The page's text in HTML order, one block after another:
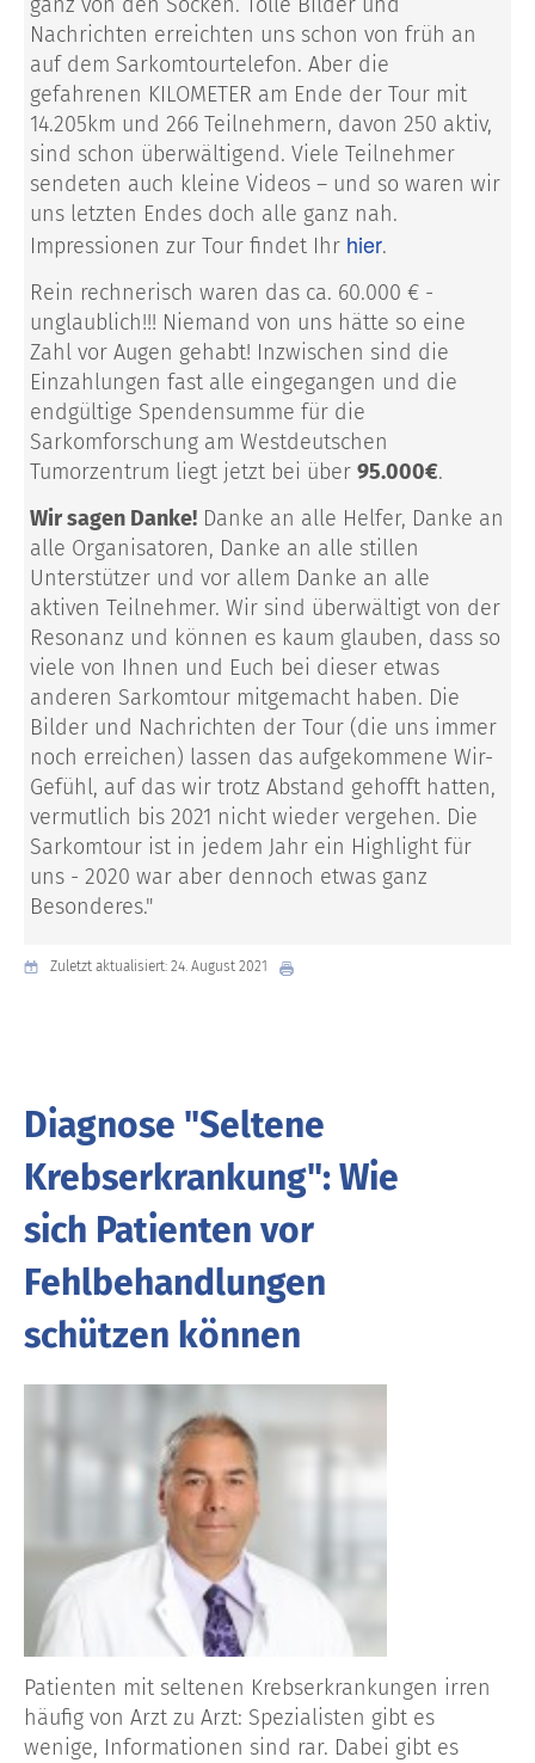
Nachrichten erreichten uns schon von früh an
auf dem Sarkomtourtelefon. Aber die
gefahrenen KILOMETER am Ende der Tour mit
14.205km und 266 Teilnehmern, davon 250 aktiv,
sind schon überwältigend. Viele Teilnehmer
sendeten auch kleine Videos – und so waren wir
uns letzten Endes doch alle ganz nah.
Impressionen zur Tour findet Ihr hier.
Rein rechnerisch waren das ca. 60.000 € -
unglaublich!!! Niemand von uns hätte so eine
Zahl vor Augen gehabt! Inzwischen sind die
Einzahlungen fast alle eingegangen und die
endgültige Spendensumme für die
Sarkomforschung am Westdeutschen
Tumorzentrum liegt jetzt bei über 95.000€.
Wir sagen Danke! Danke an alle Helfer, Danke an
alle Organisatoren, Danke an alle stillen
Unterstützer und vor allem Danke an alle
aktiven Teilnehmer. Wir sind überwältigt von der
Resonanz und können es kaum glauben, dass so
viele von Ihnen und Euch bei dieser etwas
anderen Sarkomtour mitgemacht haben. Die
Bilder und Nachrichten der Tour (die uns immer
noch erreichen) lassen das aufgekommene Wir-
Gefühl, auf das wir trotz Abstand gehofft hatten,
vermutlich bis 2021 nicht wieder vergehen. Die
Sarkomtour ist in jedem Jahr ein Highlight für
uns - 2020 war aber dennoch etwas ganz
Besonderes."
Zuletzt aktualisiert: 24. August 2021
Diagnose "Seltene
Krebserkrankung": Wie
sich Patienten vor
Fehlbehandlungen
schützen können
Patienten mit seltenen Krebserkrankungen irren
häufig von Arzt zu Arzt: Spezialisten gibt es
wenige, Informationen sind rar. Dabei gibt es